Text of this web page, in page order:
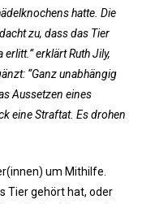
hatte. Die
zu, dass das Tier
erklärt Ruth Jily,
“Ganz unabhängig
Aussetzen eines
eine Straftat. Es drohen
um Mithilfe.
Tier gehört hat, oder